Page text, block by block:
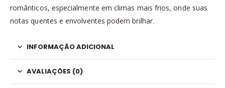
românticos, especialmente em climas mais frios, onde suas
notas quentes e envolventes podem brilhar.
INFORMAÇÃO ADICIONAL
AVALIAÇÕES (0)